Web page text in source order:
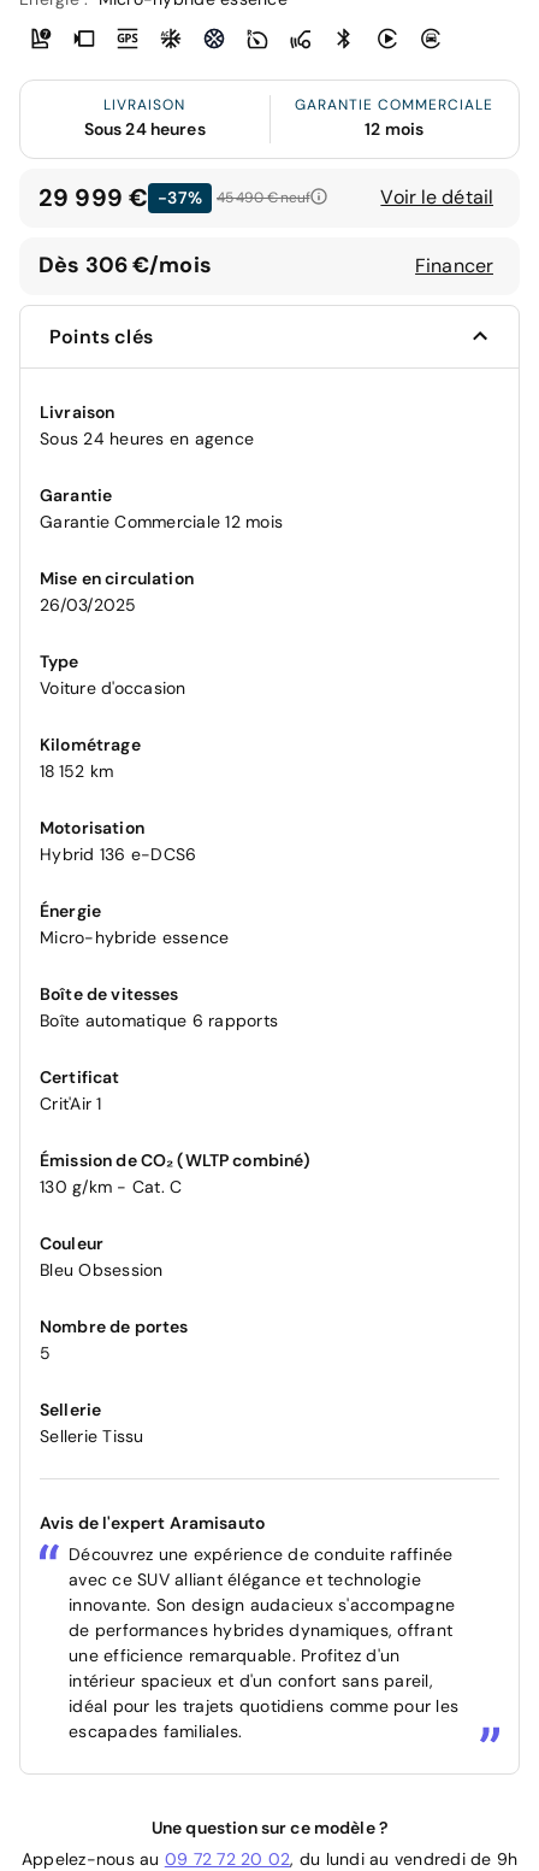
LIVRAISON
Sous 24 heures
GARANTIE COMMERCIALE
12 mois
29 999 € -37% 45 490 €neuf Voir le détail
Dès 306 €/mois Financer
Points clés
Livraison
Sous 24 heures en agence
Garantie
Garantie Commerciale 12 mois
Mise en circulation
26/03/2025
Type
Voiture d'occasion
Kilométrage
18 152 km
Motorisation
Hybrid 136 e-DCS6
Énergie
Micro-hybride essence
Boîte de vitesses
Boîte automatique 6 rapports
Certificat
Crit'Air 1
Émission de CO₂ (WLTP combiné)
130 g/km - Cat. C
Couleur
Bleu Obsession
Nombre de portes
5
Sellerie
Sellerie Tissu
Avis de l'expert Aramisauto
Découvrez une expérience de conduite raffinée
avec ce SUV alliant élégance et technologie
innovante. Son design audacieux s'accompagne
de performances hybrides dynamiques, offrant
une efficience remarquable. Profitez d'un
intérieur spacieux et d'un confort sans pareil,
idéal pour les trajets quotidiens comme pour les
escapades familiales.
Une question sur ce modèle ?
Appelez-nous au 09 72 72 20 02, du lundi au vendredi de 9h